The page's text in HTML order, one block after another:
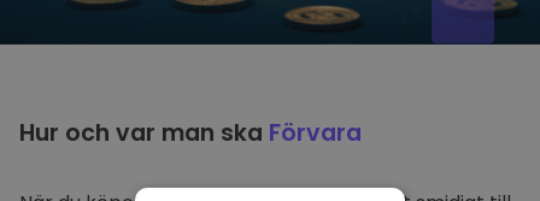
Hur och var man ska Förvara